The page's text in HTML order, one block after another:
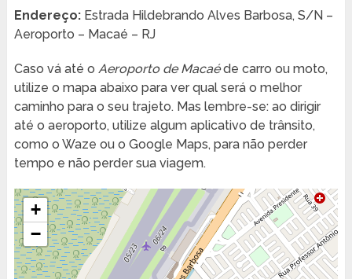
Endereço:Estrada Hildebrando Alves Barbosa, S/N –
Aeroporto – Macaé – RJ
Caso vá até o Aeroporto de Macaéde carro ou moto,
utilize o mapa abaixo para ver qual será o melhor
caminho para o seu trajeto. Mas lembre-se: ao dirigir
até o aeroporto, utilize algum aplicativo de trânsito,
como o Waze ou o Google Maps, para não perder
tempo e não perder sua viagem.
+
−